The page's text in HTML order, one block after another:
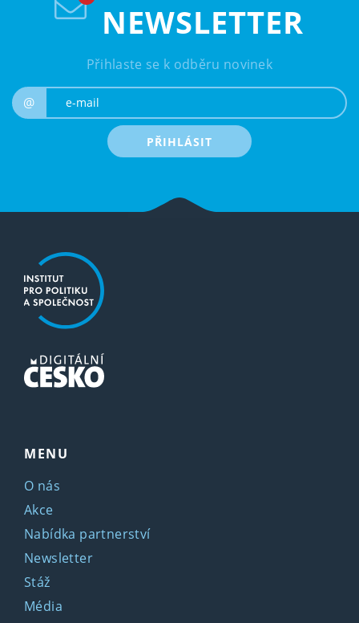
NEWSLETTER
Přihlaste se k odběru novinek
@
PŘIHLÁSIT
MENU
O nás
Akce
Nabídka partnerství
Newsletter
Stáž
Média